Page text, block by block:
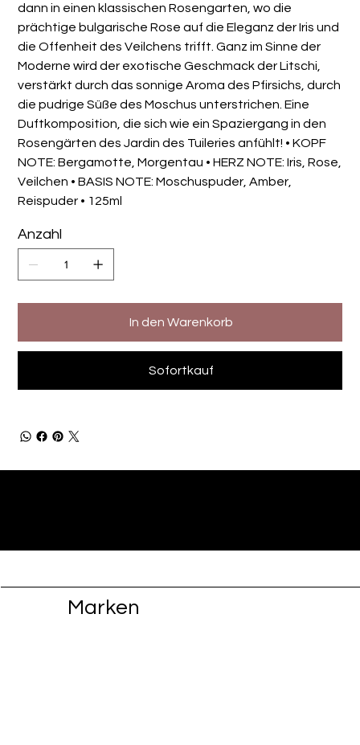
dann in einen klassischen Rosengarten, wo die
prächtige bulgarische Rose auf die Eleganz der Iris und
die Offenheit des Veilchens trifft. Ganz im Sinne der
Moderne wird der exotische Geschmack der Litschi,
verstärkt durch das sonnige Aroma des Pfirsichs, durch
die pudrige Süße des Moschus unterstrichen. Eine
Duftkomposition, die sich wie ein Spaziergang in den
Rosengärten des Jardin des Tuileries anfühlt! • KOPF
NOTE: Bergamotte, Morgentau • HERZ NOTE: Iris, Rose,
Veilchen • BASIS NOTE: Moschuspuder, Amber,
Reispuder • 125ml
Anzahl
In den Warenkorb
Sofortkauf
Marken